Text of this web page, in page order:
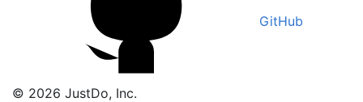
GitHub
© 2026 JustDo, Inc.